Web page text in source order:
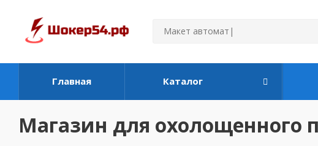
Главная Каталог
Магазин для охолощенного